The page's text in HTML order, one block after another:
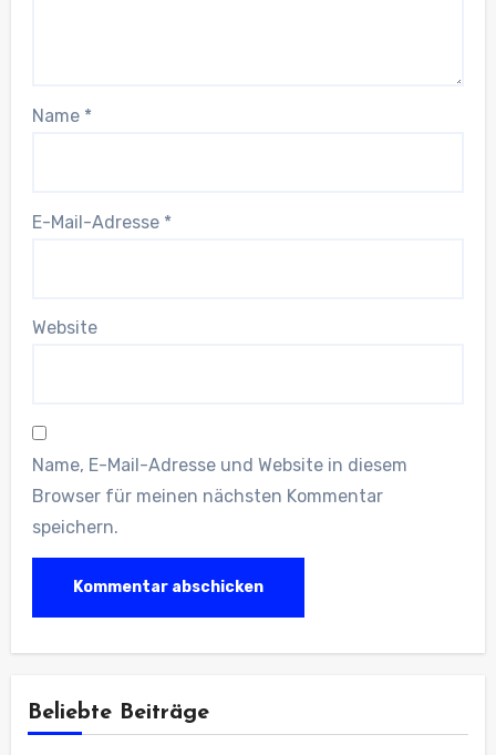
Name *
E-Mail-Adresse *
Website
Name, E-Mail-Adresse und Website in diesem
Browser für meinen nächsten Kommentar
speichern.
Beliebte Beiträge